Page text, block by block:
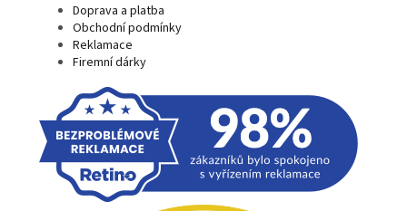
Doprava a platba
Obchodní podmínky
Reklamace
Firemní dárky